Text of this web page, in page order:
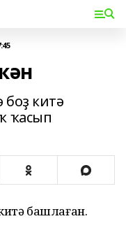
боҙ китә
ҡасып
башлаған.